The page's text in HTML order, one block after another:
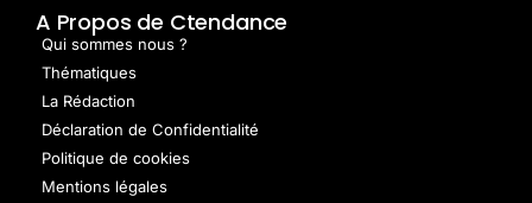
A Propos de Ctendance
Qui sommes nous ?
Thématiques
La Rédaction
Déclaration de Confidentialité
Politique de cookies
Mentions légales